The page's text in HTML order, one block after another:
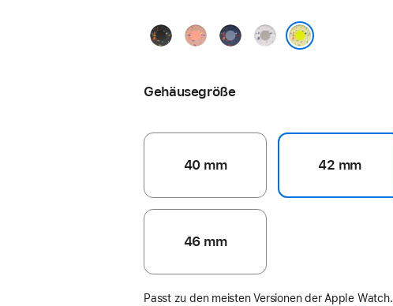
MidnightAlpenglow
Blue
Veiled
Gehäusegröße
40 mm 42 mm
46 mm
Passt zu den meisten Versionen der Apple Watch.